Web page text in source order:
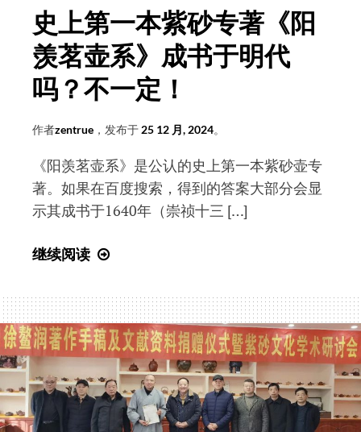
要
史上第一本紫砂专著《阳
羡茗壶系》成书于明代
吗？不一定！
作者zentrue ，发布于 25 12 月, 2024。
《阳羡茗壶系》是公认的史上第一本紫砂壶专
著。如果在百度搜索，得到的答案大部分会显
示其成书于1640年（崇祯十三 […]
继续阅读
第
一
本
紫
砂
专
著